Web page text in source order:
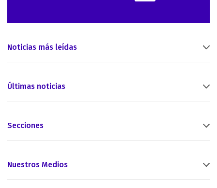
Noticias más leídas
Últimas noticias
Secciones
Nuestros Medios